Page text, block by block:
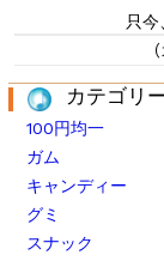
只今
(
カテゴリ
100円均一
ガム
キャンディー
グミ
スナック